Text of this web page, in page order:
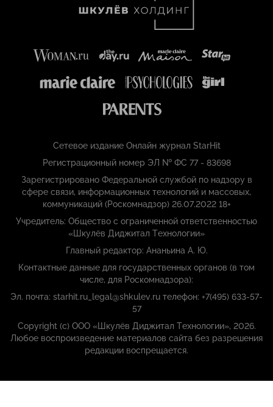
Сетевое издание Онлайн журнал StarHit
Регистрационный номер ЭЛ № ФС 77 - 83698
Зарегистрировано Федеральной службой по надзору в
сфере связи, информационных технологий и массовых,
коммуникаций (Роскомнадзор) 26.07.2022 18+
Учредитель: Общество с ограниченной ответственностью
«Шкулёв Диджитал Технологии»
Главный редактор: Ананьина А. Ю.
Контактные данные для государственных органов (в том
числе, для Роскомнадзора):
Эл. почта: starhit.ru_legal@shkulev.ru телефон: +7(495) 633-57-
57
Copyright (с) ООО «Шкулёв Диджитал Технологии», 2026.
Любое воспроизведение материалов сайта без разрешения
редакции воспрещается.